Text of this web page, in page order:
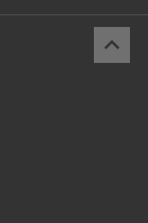
keyboard_arrow_up